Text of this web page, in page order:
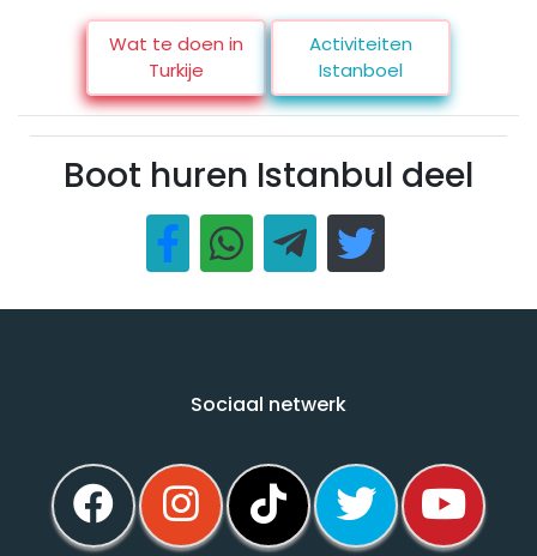
Wat te doen in
Turkije
Activiteiten
Istanboel
Boot huren Istanbul deel
Sociaal netwerk